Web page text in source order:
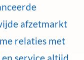
afzetmarkt
relaties met